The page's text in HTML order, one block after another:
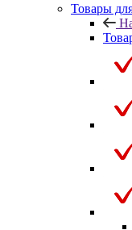
Товары